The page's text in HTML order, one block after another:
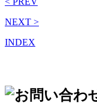
NEXT >
INDEX